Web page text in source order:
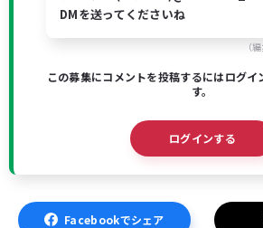
DMを送ってくださいね
（
この募集にコメントを投稿するにはログイ
す。
ログインする
Facebookでシェア